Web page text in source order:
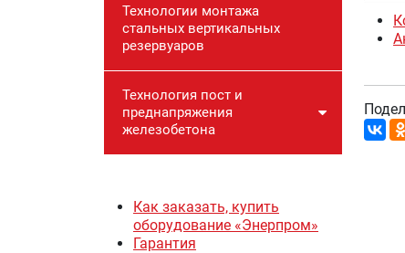
Технологии монтажа
стальных вертикальных
резервуаров
Технология пост и
преднапряжения
железобетона
Как заказать, купить
оборудование «Энерпром»
Гарантия